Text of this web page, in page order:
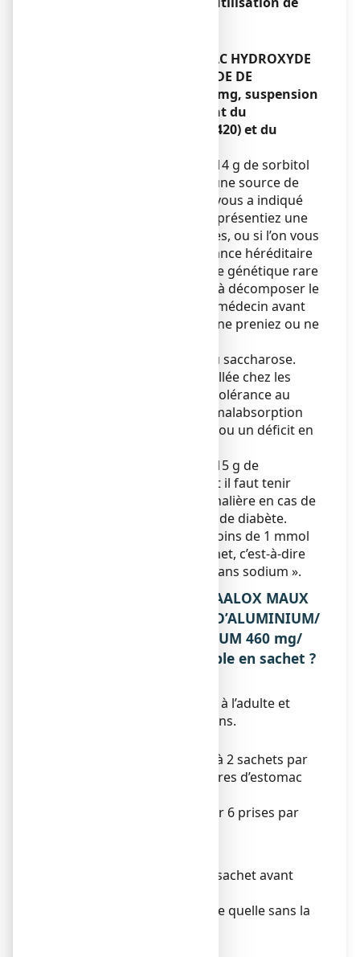
MAALOX MAUX D’ESTOMAC HYDROXYDE
D’ALUMINIUM/ HYDROXYDE DE
MAGNESIUM 460 mg/ 400 mg, suspension
buvable en sachet contient du
saccharose, du sorbitol (E420) et du
Ce médicament contient 0,14 g de sorbitol
par sachet. Le sorbitol est une source de
fructose. Si votre médecin vous a indiqué
que vous (ou votre enfant) présentiez une
intolérance à certains sucres, ou si l’on vous
a diagnostiqué une intolérance héréditaire
au fructose (IHF), un trouble génétique rare
caractérisé par l’incapacité à décomposer le
fructose, parlez-en à votre médecin avant
que vous (ou votre enfant) ne preniez ou ne
Ce médicament contient du saccharose.
Son utilisation est déconseillée chez les
patients présentant une intolérance au
fructose, un syndrome de malabsorption
du glucose et du galactose ou un déficit en
Ce médicament contient 3,15 g de
saccharose par sachet dont il faut tenir
compte dans la ration journalière en cas de
régime pauvre en sucre ou de diabète.
Ce médicament contient moins de 1 mmol
(23 mg) de sodium par sachet, c’est-à-dire
qu’il est essentiellement « sans sodium ».
3. COMMENT PRENDRE MAALOX MAUX
D’ESTOMAC HYDROXYDE D’ALUMINIUM/
HYDROXYDE DE MAGNESIUM 460 mg/
400 mg, suspension buvable en sachet ?
Ce médicament est réservé à l’adulte et
l’adolescent à partir de 15 ans.
La dose habituelle est de 1 à 2 sachets par
prise au moment des brûlures d’estomac
Vous ne devez pas dépasser 6 prises par
Malaxer soigneusement le sachet avant
Absorber la suspension telle quelle sans la